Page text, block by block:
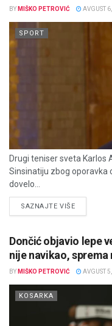
BY MIŠKO PETROVIĆ AVGUST
SPORT
Drugi teniser sveta Karlos
Sinsinatiju zbog oporavka
dovelo...
SAZNAJTE VIŠEDETAILS
Dončić objavio lepe
nije navikao, sprema
BY MIŠKO PETROVIĆ AVGUST
KOSARKA